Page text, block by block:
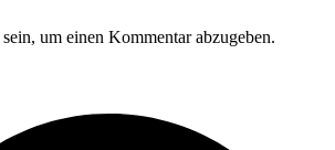
sein, um einen Kommentar abzugeben.